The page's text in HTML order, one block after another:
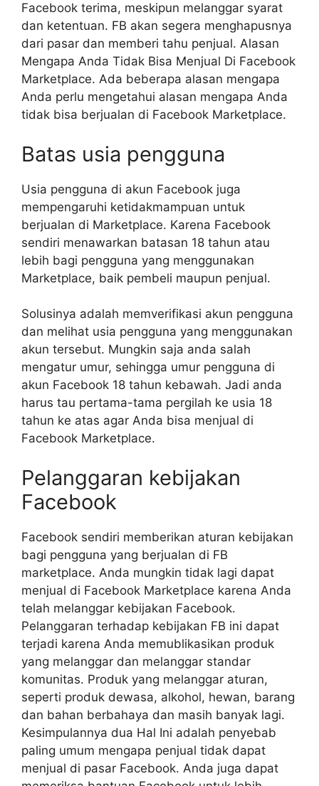
Facebook terima, meskipun melanggar syarat
dan ketentuan. FB akan segera menghapusnya
dari pasar dan memberi tahu penjual. Alasan
Mengapa Anda Tidak Bisa Menjual Di Facebook
Marketplace. Ada beberapa alasan mengapa
Anda perlu mengetahui alasan mengapa Anda
tidak bisa berjualan di Facebook Marketplace.
Batas usia pengguna
Usia pengguna di akun Facebook juga
mempengaruhi ketidakmampuan untuk
berjualan di Marketplace. Karena Facebook
sendiri menawarkan batasan 18 tahun atau
lebih bagi pengguna yang menggunakan
Marketplace, baik pembeli maupun penjual.
Solusinya adalah memverifikasi akun pengguna
dan melihat usia pengguna yang menggunakan
akun tersebut. Mungkin saja anda salah
mengatur umur, sehingga umur pengguna di
akun Facebook 18 tahun kebawah. Jadi anda
harus tau pertama-tama pergilah ke usia 18
tahun ke atas agar Anda bisa menjual di
Facebook Marketplace.
Pelanggaran kebijakan
Facebook
Facebook sendiri memberikan aturan kebijakan
bagi pengguna yang berjualan di FB
marketplace. Anda mungkin tidak lagi dapat
menjual di Facebook Marketplace karena Anda
telah melanggar kebijakan Facebook.
Pelanggaran terhadap kebijakan FB ini dapat
terjadi karena Anda memublikasikan produk
yang melanggar dan melanggar standar
komunitas. Produk yang melanggar aturan,
seperti produk dewasa, alkohol, hewan, barang
dan bahan berbahaya dan masih banyak lagi.
Kesimpulannya dua Hal Ini adalah penyebab
paling umum mengapa penjual tidak dapat
menjual di pasar Facebook. Anda juga dapat